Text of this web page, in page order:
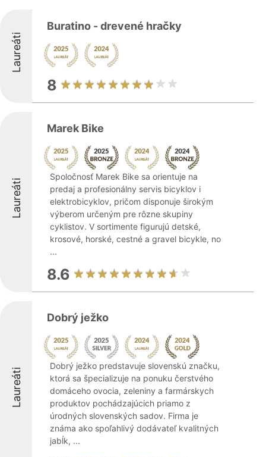
Laureáti
Buratino - drevené hračky
8
Laureáti
Marek Bike
Spoločnosť Marek Bike sa orientuje na
predaj a profesionálny servis bicyklov i
elektrobicyklov, pričom disponuje širokým
výberom určeným pre rôzne skupiny
cyklistov. V sortimente figurujú detské,
krosové, horské, cestné a gravel bicykle, no
...
8.6
Laureáti
Dobrý ježko
Dobrý ježko predstavuje slovenskú značku,
ktorá sa špecializuje na ponuku čerstvého
domáceho ovocia, zeleniny a farmárskych
produktov pochádzajúcich priamo z
úrodných slovenských sadov. Firma je
známa ako spoľahlivý dodávateľ kvalitných
jabĺk, ...